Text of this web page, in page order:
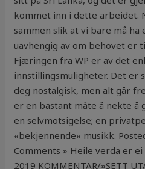
kommet inn i dette arbeidet.
sammen slik at vi bare må
uavhengig av om behovet er
Fjæringen fra WP er av det
innstillingsmuligheter. Det er
deg nostalgisk, men alt går
er en bastant måte å nekte å
en selvmotsigelse; en
«bekjennende» musikk.
Comments » Heile verda er
2019 KOMMENTAR/»SETT